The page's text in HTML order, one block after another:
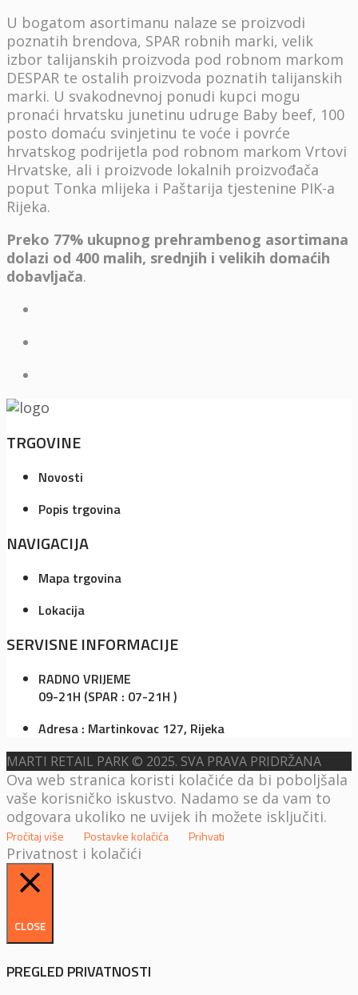
U bogatom asortimanu nalaze se proizvodi
poznatih brendova, SPAR robnih marki, velik
izbor talijanskih proizvoda pod robnom markom
DESPAR te ostalih proizvoda poznatih talijanskih
marki. U svakodnevnoj ponudi kupci mogu
pronaći hrvatsku junetinu udruge Baby beef, 100
posto domaću svinjetinu te voće i povrće
hrvatskog podrijetla pod robnom markom Vrtovi
Hrvatske, ali i proizvode lokalnih proizvođača
poput Tonka mlijeka i Paštarija tjestenine PIK-a
Rijeka.
Preko 77% ukupnog prehrambenog asortimana
dolazi od 400 malih, srednjih i velikih domaćih
dobavljača.
TRGOVINE
Novosti
Popis trgovina
NAVIGACIJA
Mapa trgovina
Lokacija
SERVISNE INFORMACIJE
RADNO VRIJEME
09-21H (SPAR : 07-21H )
Adresa : Martinkovac 127, Rijeka
MARTI RETAIL PARK © 2025. SVA PRAVA PRIDRŽANA
Ova web stranica koristi kolačiće da bi poboljšala
vaše korisničko iskustvo. Nadamo se da vam to
odgovara ukoliko ne uvijek ih možete isključiti.
Pročitaj više Postavke kolačića Prihvati
Privatnost i kolačići
CLOSE
PREGLED PRIVATNOSTI